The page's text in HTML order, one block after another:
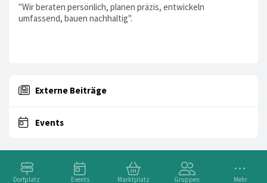
Dorfplatz Events Marktplatz Gruppen Mehr
"Wir beraten persönlich, planen präzis, entwickeln
umfassend, bauen nachhaltig".
Externe Beiträge
Events